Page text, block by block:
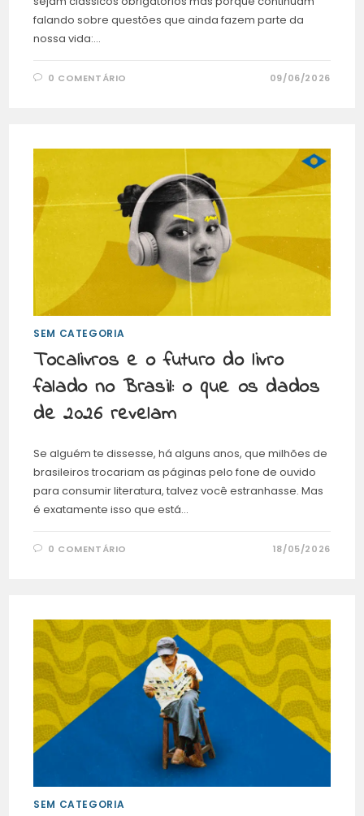
falando sobre questões que ainda fazem parte da
nossa vida:…
0 COMENTÁRIO 09/06/2026
SEM CATEGORIA
Tocalivros e o futuro do livro
falado no Brasil: o que os dados
de 2026 revelam
Se alguém te dissesse, há alguns anos, que milhões de
brasileiros trocariam as páginas pelo fone de ouvido
para consumir literatura, talvez você estranhasse. Mas
é exatamente isso que está…
0 COMENTÁRIO 18/05/2026
SEM CATEGORIA